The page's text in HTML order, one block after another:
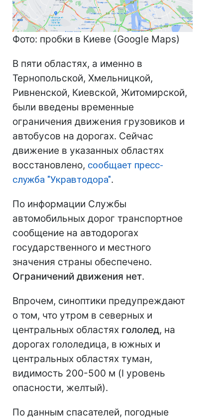
Фото: пробки в Киеве (Google Maps)
В пяти областях, а именно в
Тернопольской, Хмельницкой,
Ривненской, Киевской, Житомирской,
были введены временные
ограничения движения грузовиков и
автобусов на дорогах. Сейчас
движение в указанных областях
восстановлено, сообщает пресс-
служба "Укравтодора".
По информации Службы
автомобильных дорог транспортное
сообщение на автодорогах
государственного и местного
значения страны обеспечено.
Ограничений движения нет.
Впрочем, синоптики предупреждают
о том, что утром в северных и
центральных областях гололед, на
дорогах гололедица, в южных и
центральных областях туман,
видимость 200-500 м (I уровень
опасности, желтый).
По данным спасателей, погодные